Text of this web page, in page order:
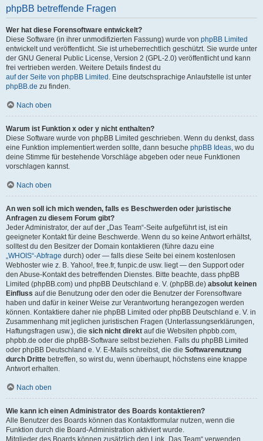
phpBB betreffende Fragen
Wer hat diese Forensoftware entwickelt?
Diese Software (in ihrer unmodifizierten Fassung) wurde von phpBB Limited
entwickelt und veröffentlicht. Sie ist urheberrechtlich geschützt. Sie wurde unter
der GNU General Public License, Version 2 (GPL-2.0) veröffentlicht und kann
frei vertrieben werden. Weitere Details findest du
auf der Seite von phpBB Limited . Eine deutschsprachige Anlaufstelle ist unter
phpBB.de zu finden.
Nach oben
Warum ist Funktion x oder y nicht enthalten?
Diese Software wurde von phpBB Limited geschrieben. Wenn du denkst, dass
eine Funktion implementiert werden sollte, dann besuche phpBB Ideas, wo du
deine Stimme für bestehende Vorschläge abgeben oder neue Funktionen
vorschlagen kannst.
Nach oben
An wen soll ich mich wenden, falls es Beschwerden oder juristische
Anfragen zu diesem Forum gibt?
Jeder Administrator, der auf der „Das Team“-Seite aufgeführt ist, ist ein
geeigneter Kontakt für deine Beschwerde. Wenn du so keine Antwort erhältst,
solltest du den Besitzer der Domain kontaktieren (führe dazu eine
„WHOIS“-Abfrage durch) oder — falls diese Seite bei einem kostenlosen
Webhoster wie z. B. Yahoo!, free.fr, funpic.de usw. liegt — den Support oder
den Abuse-Kontakt des betreffenden Dienstes. Bitte beachte, dass phpBB
Limited (phpBB.com) und phpBB Deutschland e. V. (phpBB.de) absolut keinen
Einfluss auf die Benutzung oder den oder die Benutzer der Forensoftware
haben und dafür in keiner Weise zur Verantwortung herangezogen werden
können. Kontaktiere daher nie phpBB Limited oder phpBB Deutschland e. V. in
Zusammenhang mit jeglichen juristischen Fragen (Unterlassungserklärungen,
Haftungsfragen usw.), die sich nicht direkt auf die Websiten phpbb.com,
phpbb.de oder die phpBB-Software selbst beziehen. Falls du phpBB Limited
oder phpBB Deutschland e. V. E-Mails schreibst, die die Softwarenutzung
durch Dritte betreffen, so wirst du, wenn überhaupt, höchstens eine knappe
Antwort erhalten.
Nach oben
Wie kann ich einen Administrator des Boards kontaktieren?
Alle Benutzer des Boards können das Kontaktformular nutzen, wenn die
Funktion durch die Board-Administration aktiviert wurde.
Mitglieder des Boards können zusätzlich den Link „Das Team“ verwenden.